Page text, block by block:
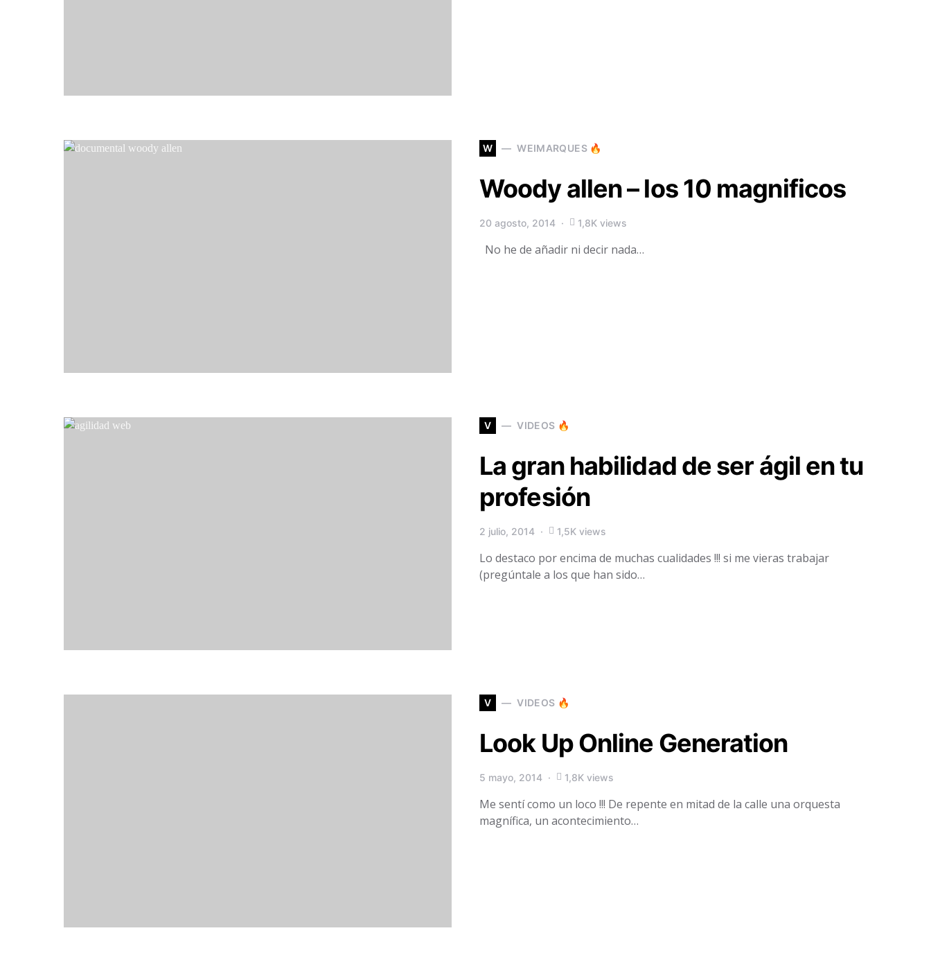
W WEIMARQUES 🔥
Woody allen – los 10 magnificos
20 agosto, 2014 1,8K views
No he de añadir ni decir nada…
V VIDEOS 🔥
La gran habilidad de ser ágil en tu
profesión
2 julio, 2014 1,5K views
Lo destaco por encima de muchas cualidades !!! si me vieras trabajar
(pregúntale a los que han sido…
V VIDEOS 🔥
Look Up Online Generation
5 mayo, 2014 1,8K views
Me sentí como un loco !!! De repente en mitad de la calle una orquesta
magnífica, un acontecimiento…